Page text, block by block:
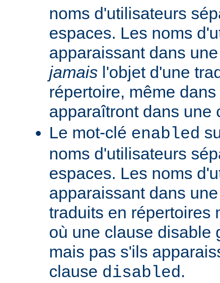
noms d'utilisateurs
espaces. Les noms
apparaissant dans
jamais l'objet d'une
répertoire, même
apparaîtront dans une
Le mot-clé enabled
noms d'utilisateurs
espaces. Les noms
apparaissant dans
traduits en répertoires
où une clause disable
mais pas s'ils
clause disabled.